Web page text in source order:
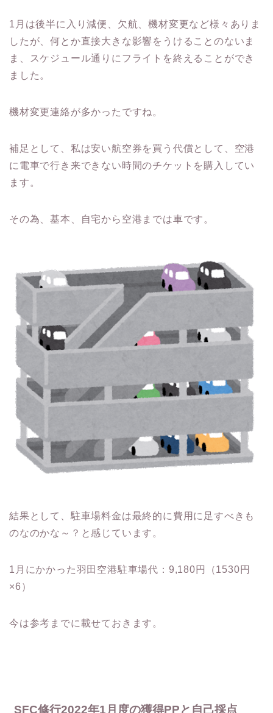
1月は後半に入り減便、欠航、機材変更など様々ありま
したが、何とか直接大きな影響をうけることのないま
ま、スケジュール通りにフライトを終えることができ
ました。
機材変更連絡が多かったですね。
補足として、私は安い航空券を買う代償として、空港
に電車で行き来できない時間のチケットを購入してい
ます。
その為、基本、自宅から空港までは車です。
結果として、駐車場料金は最終的に費用に足すべきも
のなのかな～？と感じています。
1月にかかった羽田空港駐車場代：9,180円（1530円
×6）
今は参考までに載せておきます。
SFC修行2022年1月度の獲得PPと自己採点